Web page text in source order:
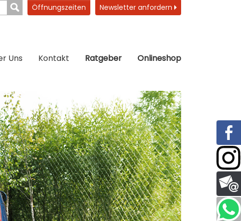
Öffnungszeiten Newsletter anfordern
Uns Kontakt Ratgeber Onlineshop